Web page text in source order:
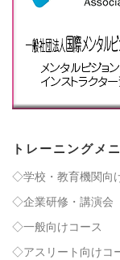
トレーニングメ
◇学校・教育機関向
◇企業研修・講演会
◇一般向けコース
◇アスリート向けコ